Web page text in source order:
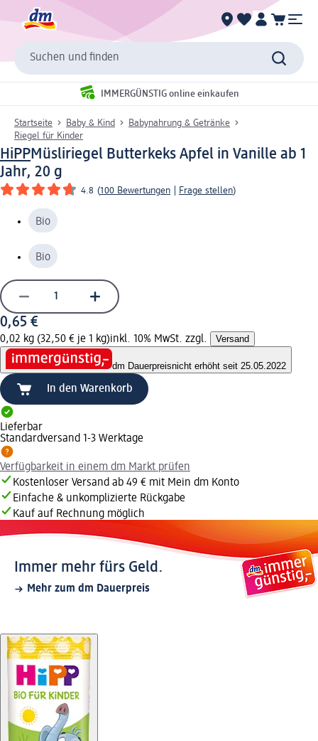
Suchen und finden
IMMERGÜNSTIG online einkaufen
Startseite Baby & Kind
Babynahrung & Getränke
Riegel für Kinder
HiPPMüsliriegel Butterkeks Apfel in Vanille ab 1
Jahr, 20 g
4.8 (100 Bewertungen Frage stellen)
Bio
Bio
0,65 €
0,02 kg (32,50 € je 1 kg)inkl. 10% MwSt. zzgl. Versand
dm Dauerpreisnicht erhöht seit 25.05.2022
In den Warenkorb
Lieferbar
Standardversand 1-3 Werktage
Verfügbarkeit in einem dm Markt prüfen
Kostenloser Versand ab 49 € mit Mein dm Konto
Einfache & unkomplizierte Rückgabe
Kauf auf Rechnung möglich
Immer mehr fürs Geld.
Mehr zum dm Dauerpreis